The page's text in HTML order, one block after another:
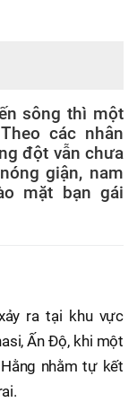
sông thì một
các nhân
đột vẫn chưa
giận, nam
mặt bạn gái
ra tại khu vực
Ấn Độ, khi một
nhằm tự kết